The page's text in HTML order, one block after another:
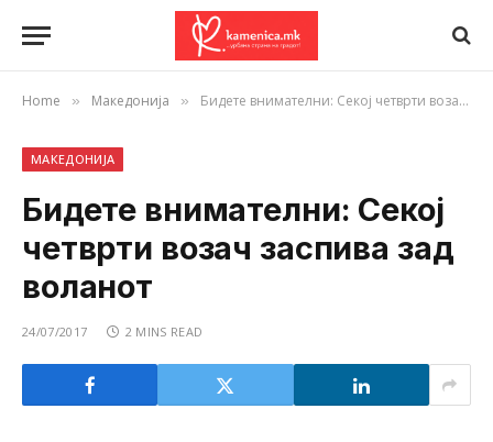
Home » Македонија » Бидете внимателни: Секој четврти возач заспива зад воланот
МАКЕДОНИЈА
Бидете внимателни: Секој
четврти возач заспива зад
воланот
24/07/2017 2 MINS READ